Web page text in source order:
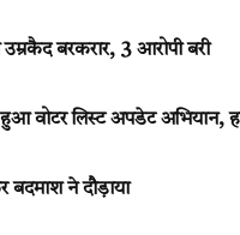
बरकरार, 3 आरोपी बरी
वोटर लिस्ट अपडेट अभियान,
ने दौड़ाया